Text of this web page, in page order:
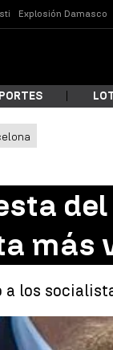
Explosión Damasco
¿Qué
más
a los